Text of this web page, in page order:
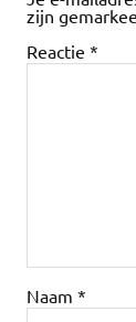
zijn
Reactie *
Naam *